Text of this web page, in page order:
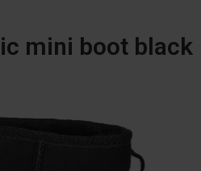
mini boot black